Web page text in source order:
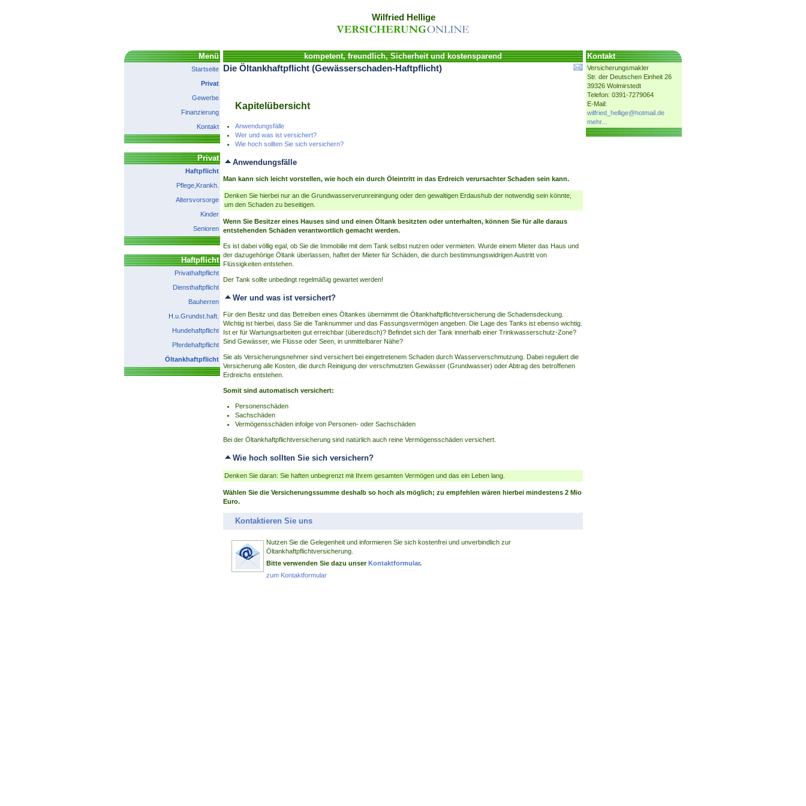
Wilfried Hellige
Menü
Startseite
Privat
Gewerbe
Finanzierung
Kontakt
Privat
Haftpflicht
Pflege,Krankh.
Altersvorsorge
Kinder
Senioren
Haftpflicht
Privathaftpflicht
Diensthaftpflicht
Bauherren
H.u.Grundst.haft.
Hundehaftpflicht
Pferdehaftpflicht
Öltankhaftpflicht
kompetent, freundlich, Sicherheit und kostensparend
Die Öltankhaftpflicht (Gewässerschaden-Haftpflicht)
Kapitelübersicht
Anwendungsfälle
Wer und was ist versichert?
Wie hoch sollten Sie sich versichern?
Anwendungsfälle
Man kann sich leicht vorstellen, wie hoch ein durch Öleintritt in das Erdreich verursachter Schaden sein kann.
Denken Sie hierbei nur an die Grundwasserverunreiningung oder den gewaltigen Erdaushub der notwendig sein könnte,
um den Schaden zu beseitigen.
Wenn Sie Besitzer eines Hauses sind und einen Öltank besitzten oder unterhalten, können Sie für alle daraus
entstehenden Schäden verantwortlich gemacht werden.
Es ist dabei völlig egal, ob Sie die Immobilie mit dem Tank selbst nutzen oder vermieten. Wurde einem Mieter das Haus und
der dazugehörige Öltank überlassen, haftet der Mieter für Schäden, die durch bestimmungswidrigen Austritt von
Flüssigkeiten entstehen.
Der Tank sollte unbedingt regelmäßig gewartet werden!
Wer und was ist versichert?
Für den Besitz und das Betreiben eines Öltankes übernimmt die Öltankhaftpflichtversicherung die Schadensdeckung.
Wichtig ist hierbei, dass Sie die Tanknummer und das Fassungsvermögen angeben. Die Lage des Tanks ist ebenso wichtig.
Ist er für Wartungsarbeiten gut erreichbar (überirdisch)? Befindet sich der Tank innerhalb einer Trinkwasserschutz-Zone?
Sind Gewässer, wie Flüsse oder Seen, in unmittelbarer Nähe?
Sie als Versicherungsnehmer sind versichert bei eingetretenem Schaden durch Wasserverschmutzung. Dabei reguliert die
Versicherung alle Kosten, die durch Reinigung der verschmutzten Gewässer (Grundwasser) oder Abtrag des betroffenen
Erdreichs entstehen.
Somit sind automatisch versichert:
Personenschäden
Sachschäden
Vermögensschäden infolge von Personen- oder Sachschäden
Bei der Öltankhaftpflichtversicherung sind natürlich auch reine Vermögensschäden versichert.
Wie hoch sollten Sie sich versichern?
Denken Sie daran: Sie haften unbegrenzt mit Ihrem gesamten Vermögen und das ein Leben lang.
Wählen Sie die Versicherungssumme deshalb so hoch als möglich; zu empfehlen wären hierbei mindestens 2 Mio
Euro.
Kontaktieren Sie uns
Nutzen Sie die Gelegenheit und informieren Sie sich kostenfrei und unverbindlich zur
Öltankhaftpflichtversicherung.
Bitte verwenden Sie dazu unserKontaktformular.
zum Kontaktformular
Kontakt
Versicherungsmakler
Str. der Deutschen Einheit 26
39326 Wolmirstedt
Telefon: 0391-7279064
E-Mail:
wilfried_hellige@hotmail.de
mehr...